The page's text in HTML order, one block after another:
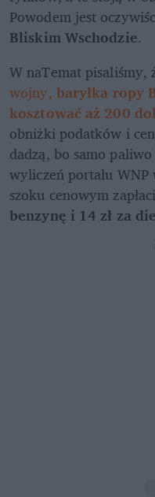
Powodem jest
Bliskim Wschodzie.
W naTemat pisaliśmy,
wojny, baryłka ropy
kosztować aż 200
obniżki podatków i
dadzą, bo samo
wyliczeń portalu
szoku cenowym
benzynę i 14 zł za